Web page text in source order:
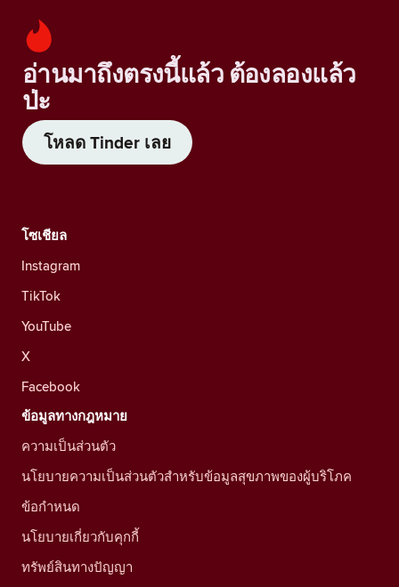
อ่านมาถึงตรงนี้แล้ว ต้องลองแล้ว
ป่ะ
โหลด Tinder เลย
โซเชียล
Instagram
TikTok
YouTube
X
Facebook
ข้อมูลทางกฎหมาย
ความเป็นส่วนตัว
นโยบายความเป็นส่วนตัวสำหรับข้อมูลสุขภาพของผู้บริโภค
ข้อกำหนด
นโยบายเกี่ยวกับคุกกี้
ทรัพย์สินทางปัญญา